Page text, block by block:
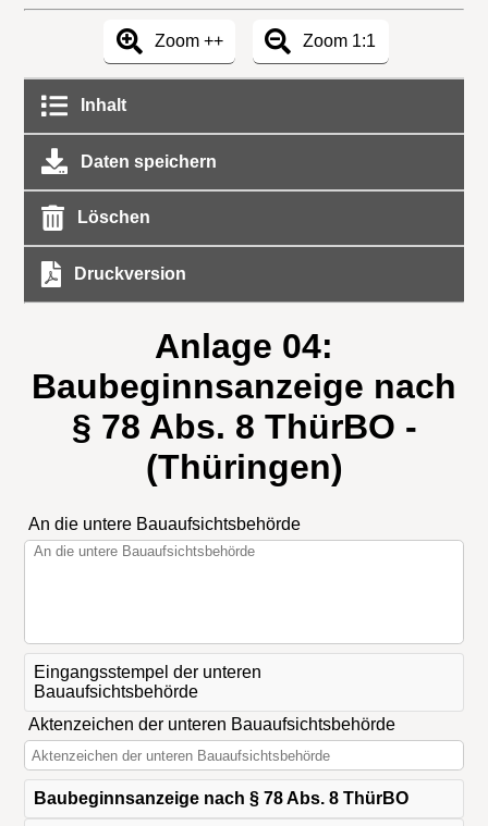
Zoom ++ Zoom 1:1
Inhalt
Daten speichern
Löschen
Druckversion
Anlage 04:
Baubeginnsanzeige nach
§ 78 Abs. 8 ThürBO -
(Thüringen)
An die untere Bauaufsichtsbehörde
Eingangsstempel der unteren
Bauaufsichtsbehörde
Aktenzeichen der unteren Bauaufsichtsbehörde
Baubeginnsanzeige nach § 78 Abs. 8 ThürBO